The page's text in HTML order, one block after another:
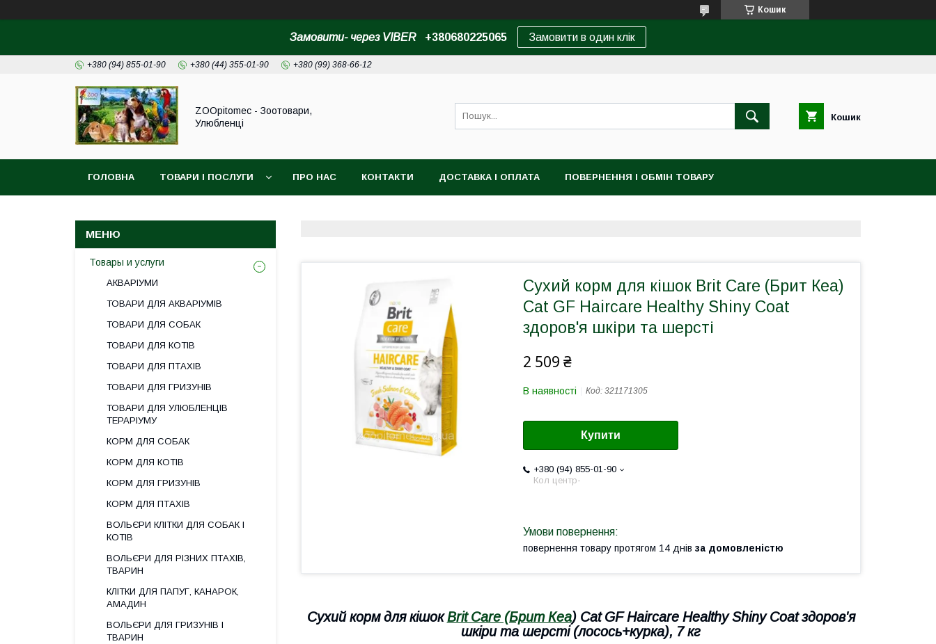
Кошик
Замовити- через VIBER +380680225065 Замовити в один клік
+380 (94) 855-01-90 +380 (44) 355-01-90 +380 (99) 368-66-12
ZOOpitomec - Зоотовари,
Улюбленці
Кошик
ГОЛОВНА ТОВАРИ І ПОСЛУГИ ПРО НАС КОНТАКТИ ДОСТАВКА І ОПЛАТА ПОВЕРНЕННЯ І ОБМІН ТОВАРУ
Сухий корм для кішок Brit Care (Брит Кеа)
Cat GF Haircare Healthy Shiny Coat
здоров'я шкіри та шерсті
2 509 ₴
В наявності Код: 321171305
Купити
+380 (94) 855-01-90
Кол центр-
повернення товару протягом 14 днів за домовленістю
Сухий корм для кішокBrit Care (Брит Кеа) Cat GF Haircare Healthy Shiny Coat здоров'я
шкіри та шерсті (лосось+курка), 7 кг
Товары и услуги
АКВАРІУМИ
ТОВАРИ ДЛЯ АКВАРІУМІВ
ТОВАРИ ДЛЯ СОБАК
ТОВАРИ ДЛЯ КОТІВ
ТОВАРИ ДЛЯ ПТАХІВ
ТОВАРИ ДЛЯ ГРИЗУНІВ
ТОВАРИ ДЛЯ УЛЮБЛЕНЦІВ
ТЕРАРІУМУ
КОРМ ДЛЯ СОБАК
КОРМ ДЛЯ КОТІВ
КОРМ ДЛЯ ГРИЗУНІВ
КОРМ ДЛЯ ПТАХІВ
ВОЛЬЄРИ КЛІТКИ ДЛЯ СОБАК І
КОТІВ
ВОЛЬЄРИ ДЛЯ РІЗНИХ ПТАХІВ,
ТВАРИН
КЛІТКИ ДЛЯ ПАПУГ, КАНАРОК,
АМАДИН
ВОЛЬЄРИ ДЛЯ ГРИЗУНІВ І
ТВАРИН